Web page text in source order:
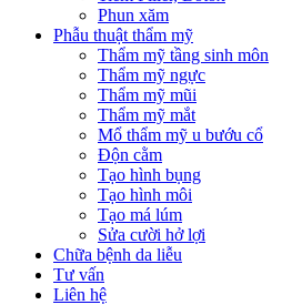
Phun xăm
Phẫu thuật thẩm mỹ
Thẩm mỹ tầng sinh môn
Thẩm mỹ ngực
Thẩm mỹ mũi
Thẩm mỹ mắt
Mổ thẩm mỹ u bướu cổ
Độn cằm
Tạo hình bụng
Tạo hình môi
Tạo má lúm
Sửa cười hở lợi
Chữa bệnh da liễu
Tư vấn
Liên hệ